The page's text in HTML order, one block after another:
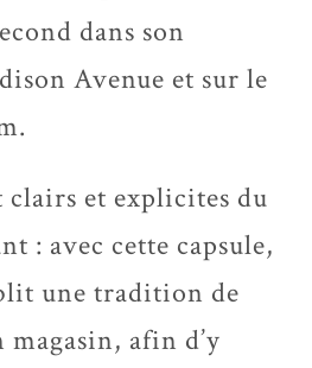
dans son
Avenue et sur le
clairs et explicites du
: avec cette capsule,
une tradition de
afin d’y